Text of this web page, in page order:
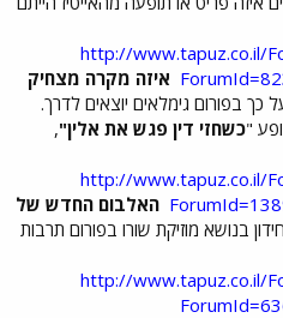
http://www.tapuz.co.il/
איזה מקרה מצחיק
כך בפורום גימלאים יוצאים לדרך.
"כשחזי דין פגש את אלין",
http://www.tapuz.co.il/
האלבום החדש של
בנושא מוזיקת שורו בפורום תרבות
http://www.tapuz.co.il/